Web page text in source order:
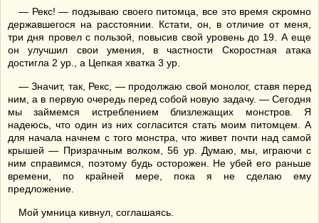
— Рекс! — подзываю своего питомца, все это время скромно
державшегося на расстоянии. Кстати, он, в отличие от меня,
три дня провел с пользой, повысив свой уровень до 19. А еще
он улучшил свои умения, в частности Скоростная атака
достигла 2 ур., а Цепкая хватка 3 ур.
— Значит, так, Рекс, — продолжаю свой монолог, ставя перед
ним, а в первую очередь перед собой новую задачу. — Сегодня
мы займемся истреблением близлежащих монстров. Я
надеюсь, что один из них согласится стать моим питомцем. А
для начала начнем с того монстра, что живет почти над самой
крышей — Призрачным волком, 56 ур. Думаю, мы, играючи с
ним справимся, поэтому будь осторожен. Не убей его раньше
времени, по крайней мере, пока я не сделаю ему
предложение.
Мой умница кивнул, соглашаясь.